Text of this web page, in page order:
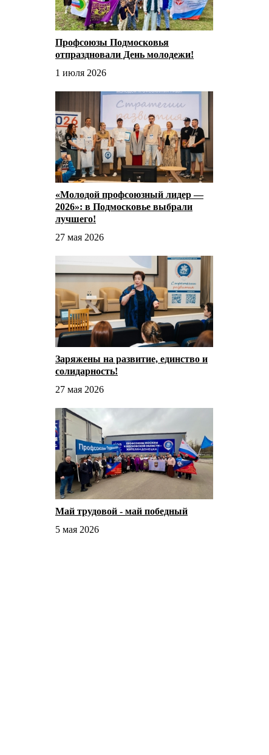
Профсоюзы Подмосковья
отпраздновали День молодежи!
1 июля 2026
«Молодой профсоюзный лидер —
2026»: в Подмосковье выбрали
лучшего!
27 мая 2026
Заряжены на развитие, единство и
солидарность!
27 мая 2026
Май трудовой - май победный
5 мая 2026